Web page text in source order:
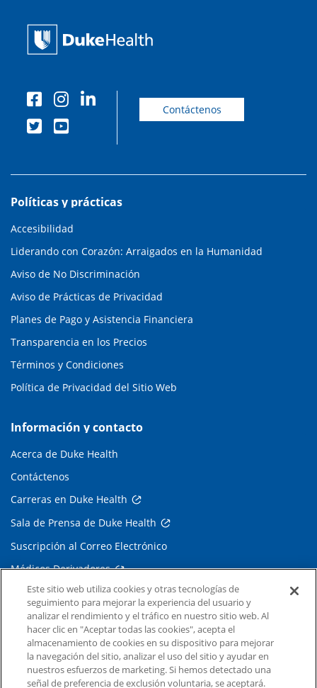
Contáctenos
Políticas y prácticas
Accesibilidad
Liderando con Corazón: Arraigados en la Humanidad
Aviso de No Discriminación
Aviso de Prácticas de Privacidad
Planes de Pago y Asistencia Financiera
Transparencia en los Precios
Términos y Condiciones
Política de Privacidad del Sitio Web
Información y contacto
Acerca de Duke Health
Contáctenos
Carreras en Duke Health
Sala de Prensa de Duke Health
Suscripción al Correo Electrónico
Médicos Derivadores
Enlaces relacionados
Duke Cancer Institute
Duke Children's
Duke School of Medicine
Este sitio web utiliza cookies y otras tecnologías de
seguimiento para mejorar la experiencia del usuario y
analizar el rendimiento y el tráfico en nuestro sitio web. Al
hacer clic en "Aceptar todas las cookies", acepta el
almacenamiento de cookies en su dispositivo para mejorar
la navegación del sitio, analizar el uso del sitio y ayudar en
nuestros esfuerzos de marketing. Si hemos detectado una
señal de preferencia de exclusión voluntaria, se aceptará.